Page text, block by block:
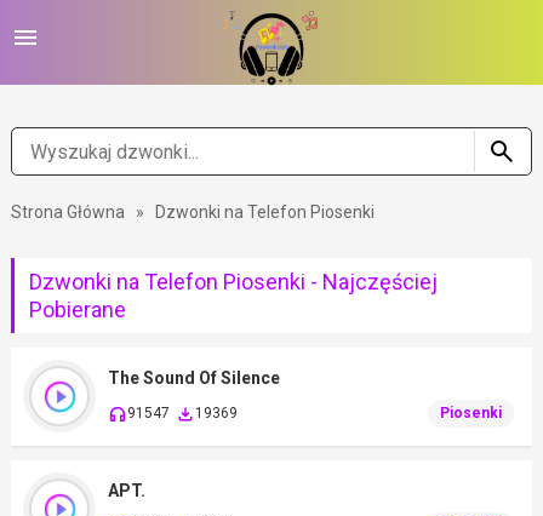
Strona Główna » Dzwonki na Telefon Piosenki
Dzwonki na Telefon Piosenki - Najczęściej
Pobierane
The Sound Of Silence
91547 19369 Piosenki
APT.